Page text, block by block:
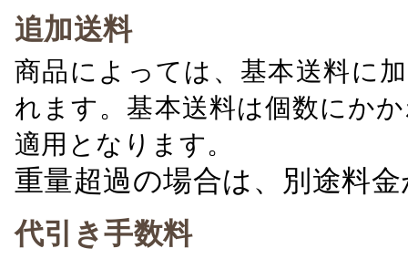
追加送料
商品によっては、基本送料に
れます。基本送料は個数にか
適用となります。
重量超過の場合は、別途料
代引き手数料